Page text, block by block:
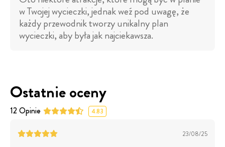
w Twojej wycieczki, jednak weź pod uwagę, że
każdy przewodnik tworzy unikalny plan
wycieczki, aby była jak najciekawsza.
Ostatnie oceny
12Opinie 4.83
23/08/25